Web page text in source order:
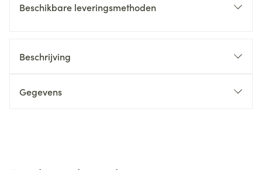
Beschikbare leveringsmethoden
Beschrijving
Gegevens